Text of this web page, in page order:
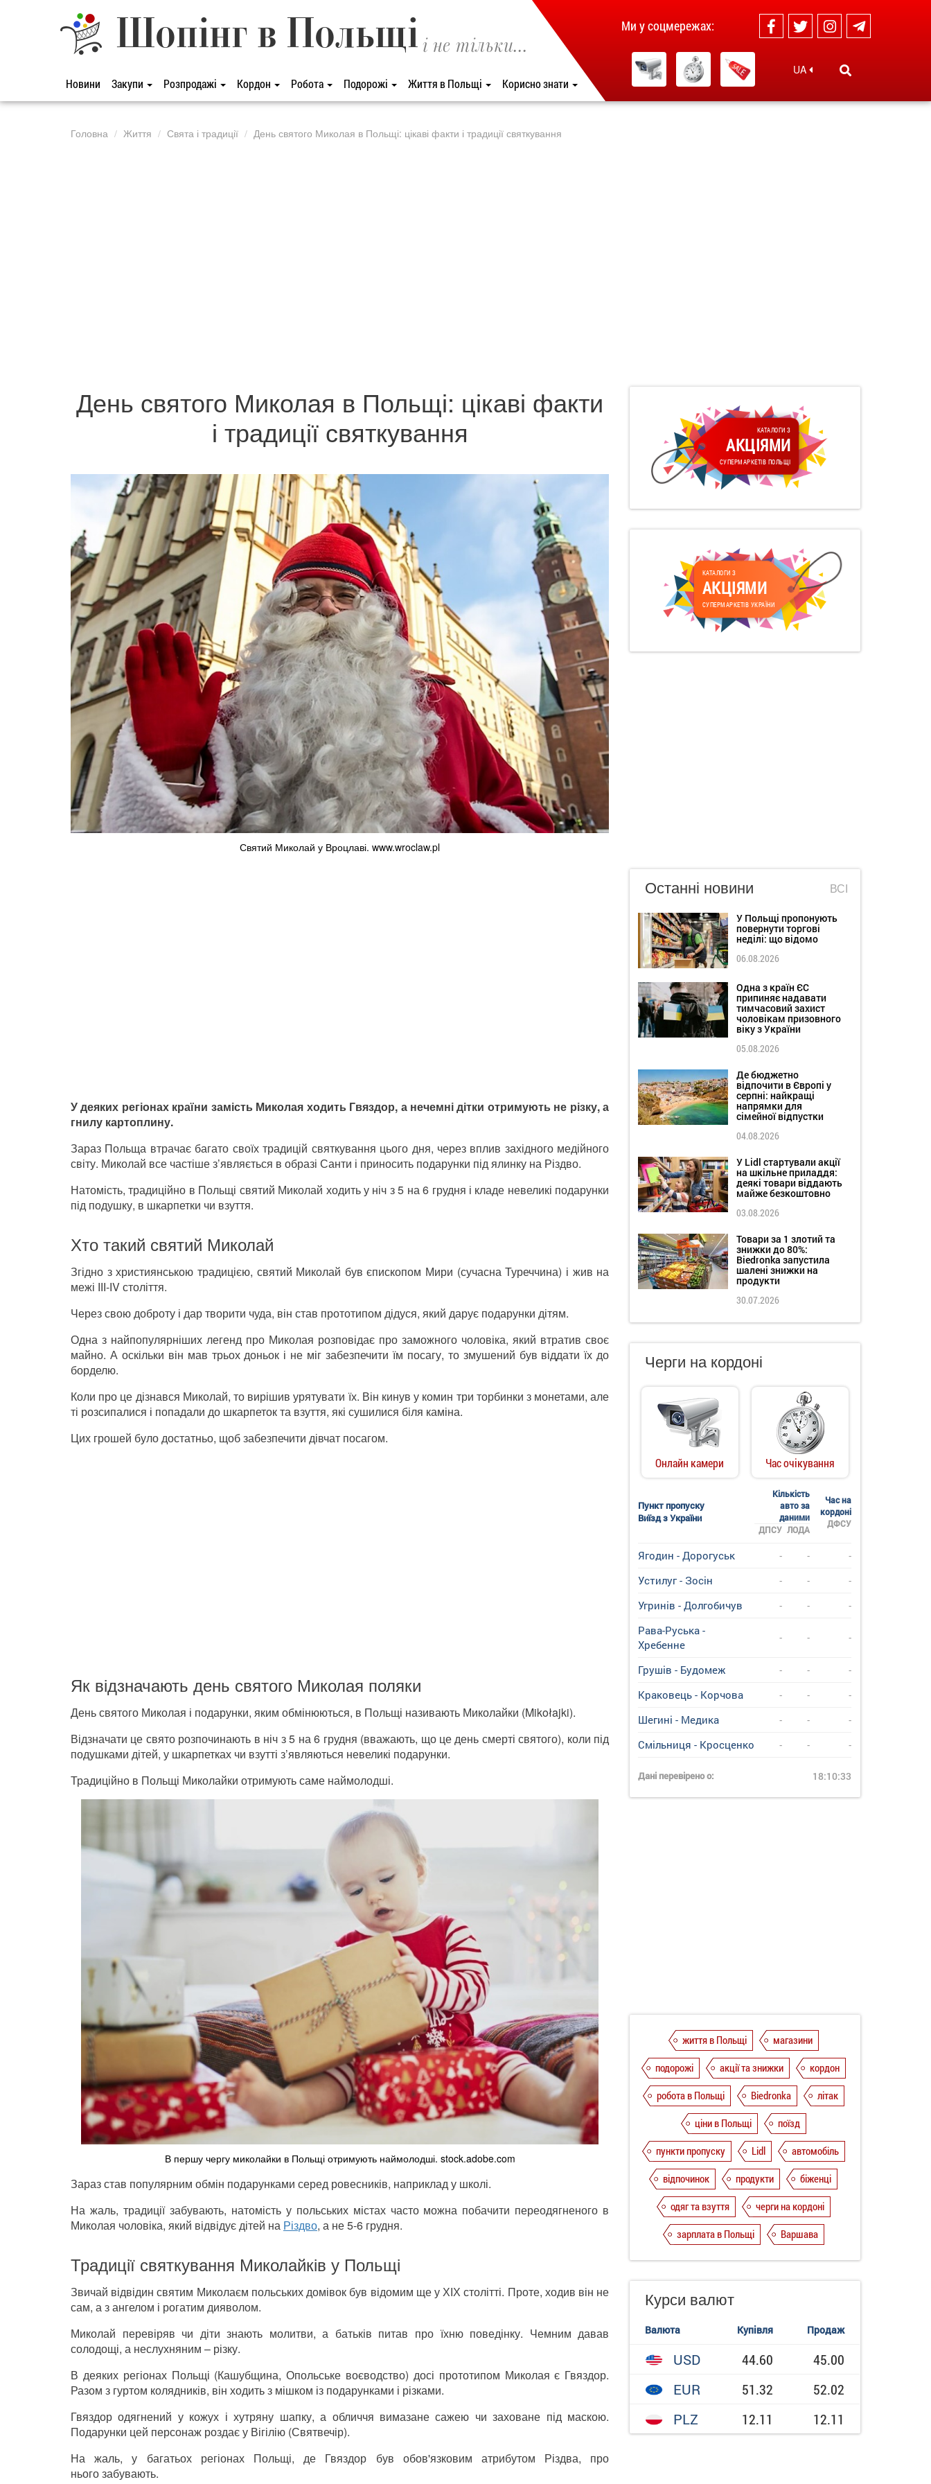
Шопінг в Польщі і не тільки...
Новини Закупи Розпродажі Кордон Робота Подорожі Життя в Польщі Корисно знати
Ми у соцмережах:
UA
Головна Життя Свята і традиції День святого Миколая в Польщі: цікаві факти і традиції святкування
День святого Миколая в Польщі: цікаві факти
і традиції святкування
Святий Миколай у Вроцлаві. www.wroclaw.pl
У деяких регіонах країни замість Миколая ходить Гвяздор, а нечемні дітки отримують не різку, а
гнилу картоплину.
Зараз Польща втрачає багато своїх традицій святкування цього дня, через вплив західного медійного
світу. Миколай все частіше з’являється в образі Санти і приносить подарунки під ялинку на Різдво.
Натомість, традиційно в Польщі святий Миколай ходить у ніч з 5 на 6 грудня і кладе невеликі подарунки
під подушку, в шкарпетки чи взуття.
Хто такий святий Миколай
Згідно з християнською традицією, святий Миколай був єпископом Мири (сучасна Туреччина) і жив на
межі ІІІ-ІV століття.
Через свою доброту і дар творити чуда, він став прототипом дідуся, який дарує подарунки дітям.
Одна з найпопулярніших легенд про Миколая розповідає про заможного чоловіка, який втратив своє
майно. А оскільки він мав трьох доньок і не міг забезпечити їм посагу, то змушений був віддати їх до
борделю.
Коли про це дізнався Миколай, то вирішив урятувати їх. Він кинув у комин три торбинки з монетами, але
ті розсипалися і попадали до шкарпеток та взуття, які сушилися біля каміна.
Цих грошей було достатньо, щоб забезпечити дівчат посагом.
Як відзначають день святого Миколая поляки
День святого Миколая і подарунки, яким обмінюються, в Польщі називають Миколайки (Mikołajki).
Відзначати це свято розпочинають в ніч з 5 на 6 грудня (вважають, що це день смерті святого), коли під
подушками дітей, у шкарпетках чи взутті з’являються невеликі подарунки.
Традиційно в Польщі Миколайки отримують саме наймолодші.
В першу чергу миколайки в Польщі отримують наймолодші. stock.adobe.com
Зараз став популярним обмін подарунками серед ровесників, наприклад у школі.
На жаль, традиції забувають, натомість у польських містах часто можна побачити переодягненого в
Миколая чоловіка, який відвідує дітей на Різдво, а не 5-6 грудня.
Традиції святкування Миколайків у Польщі
Звичай відвідин святим Миколаєм польських домівок був відомим ще у ХІХ столітті. Проте, ходив він не
сам, а з ангелом і рогатим дияволом.
Миколай перевіряв чи діти знають молитви, а батьків питав про їхню поведінку. Чемним давав
солодощі, а неслухняним – різку.
В деяких регіонах Польщі (Кашубщина, Опольське воєводство) досі прототипом Миколая є Гвяздор.
Разом з гуртом колядників, він ходить з мішком із подарунками і різками.
Гвяздор одягнений у кожух і хутряну шапку, а обличчя вимазане сажею чи заховане під маскою.
Подарунки цей персонаж роздає у Вігілію (Святвечір).
На жаль, у багатьох регіонах Польщі, де Гвяздор був обов'язковим атрибутом Різдва, про
нього забувають.
КАТАЛОГИ З
АКЦІЯМИ
СУПЕРМАРКЕТІВ ПОЛЬЩІ
КАТАЛОГИ З
АКЦІЯМИ
СУПЕРМАРКЕТІВ УКРАЇНИ
Останні новини ВСІ
У Польщі пропонують
повернути торгові
неділі: що відомо
06.08.2026
Одна з країн ЄС
припиняє надавати
тимчасовий захист
чоловікам призовного
віку з України
05.08.2026
Де бюджетно
відпочити в Європі у
серпні: найкращі
напрямки для
сімейної відпустки
04.08.2026
У Lidl стартували акції
на шкільне приладдя:
деякі товари віддають
майже безкоштовно
03.08.2026
Товари за 1 злотий та
знижки до 80%:
Biedronka запустила
шалені знижки на
продукти
30.07.2026
Черги на кордоні
Онлайн камери Час очікування
Пункт пропуску
Виїзд з України
Кількість
авто за
даними
Час на
кордоні
ДФСУ
ДПСУ ЛОДА
Ягодин - Дорогуськ - -
-
Устилуг - Зосін
- -
-
Угринiв - Долгобичув
- -
-
Рава-Руська -
Хребенне
- - -
Грушів - Будомеж - -
-
Краковець - Корчова
- -
-
Шегині - Медика
- -
-
Смільниця - Кросценко
- - -
Дані перевірено о: 18:10:33
життя в Польщі
магазини
подорожі
акції та знижки
кордон
робота в Польщі
Biedronka
літак
ціни в Польщі
поїзд
пункти пропуску
Lidl
автомобіль
відпочинок
продукти
біженці
одяг та взуття
черги на кордоні
зарплата в Польщі
Варшава
Курси валют
Валюта Купівля Продаж
USD 44.60
45.00
EUR
51.32
52.02
PLZ
12.11 12.11